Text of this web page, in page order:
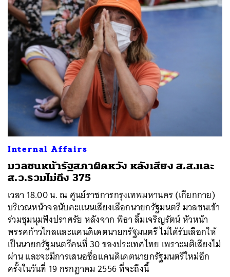
Internal Affairs
มวลชนหน้ารัฐสภาผิดหวัง หลังเสียง ส.ส.และ
ส.ว.รวมไม่ถึง 375
เวลา 18.00 น. ณ ศูนย์ราชการกรุงเทพมหานคร (เกียกกาย)
บริเวณหน้าจอนับคะแนนเสียงเลือกนายกรัฐมนตรี มวลชนเข้า
ร่วมชุมนุมฟังปราศรัย หลังจาก พิธา ลิ้มเจริญรัตน์ หัวหน้า
พรรคก้าวไกลและแคนดิเดตนายกรัฐมนตรี ไม่ได้รับเลือกให้
เป็นนายกรัฐมนตรีคนที่ 30 ของประเทศไทย เพราะมติเสียงไม่
ผ่าน และจะมีการเสนอชื่อแคนดิเดตนายกรัฐมนตรีใหม่อีก
ครั้งในวันที่ 19 กรกฎาคม 2556 ที่จะถึงนี้